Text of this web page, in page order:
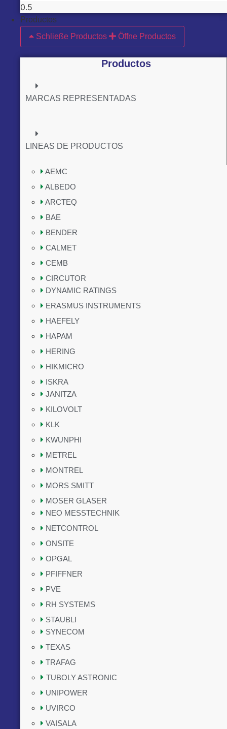
Productos
Schließe Productos
Öffne Productos
Productos
MARCAS REPRESENTADAS
LINEAS DE PRODUCTOS
AEMC
ALBEDO
ARCTEQ
BAE
BENDER
CALMET
CEMB
CIRCUTOR
DYNAMIC RATINGS
ERASMUS INSTRUMENTS
HAEFELY
HAPAM
HERING
HIKMICRO
ISKRA
JANITZA
KILOVOLT
KLK
KWUNPHI
METREL
MONTREL
MORS SMITT
MOSER GLASER
NEO MESSTECHNIK
NETCONTROL
ONSITE
OPGAL
PFIFFNER
PVE
RH SYSTEMS
STAUBLI
SYNECOM
TEXAS
TRAFAG
TUBOLY ASTRONIC
UNIPOWER
UVIRCO
VAISALA